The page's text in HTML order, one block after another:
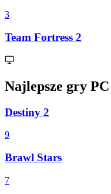
3
Team Fortress 2
Najlepsze gry
Destiny 2
9
Brawl Stars
7